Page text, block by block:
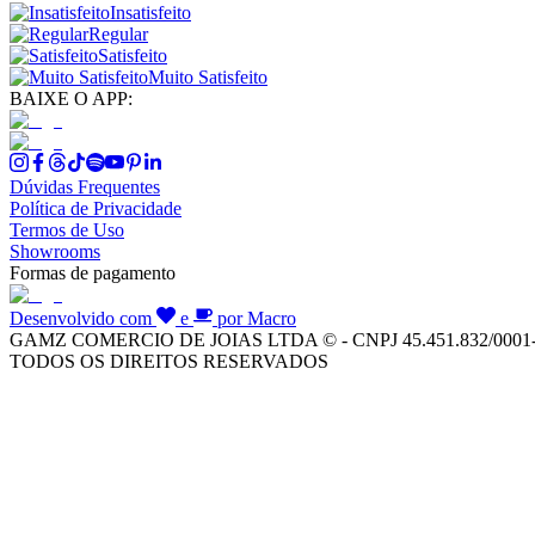
Insatisfeito
Regular
Satisfeito
Muito Satisfeito
BAIXE O APP:
Dúvidas Frequentes
Política de Privacidade
Termos de Uso
Showrooms
Formas de pagamento
Desenvolvido com e
por Macro
GAMZ COMERCIO DE JOIAS LTDA © - CNPJ 45.451.832/
TODOS OS DIREITOS RESERVADOS